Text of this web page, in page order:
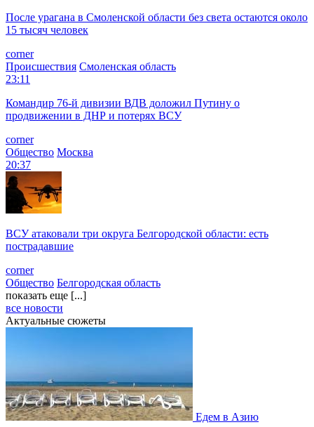
После урагана в Смоленской области без света остаются около
15 тысяч человек
corner
Происшествия Смоленская область
23:11
Командир 76-й дивизии ВДВ доложил Путину о
продвижении в ДНР и потерях ВСУ
corner
Общество Москва
20:37
ВСУ атаковали три округа Белгородской области: есть
пострадавшие
corner
Общество Белгородская область
показать еще [...]
все новости
Актуальные сюжеты
Едем в Азию